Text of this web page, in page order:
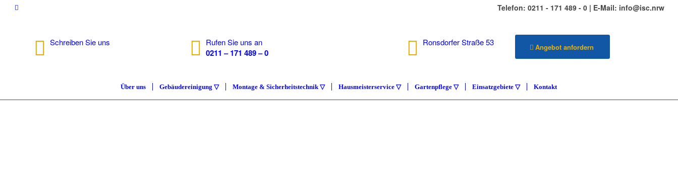
Telefon: 0211 - 171 489 - 0 | E-Mail: info@isc.nrw
Schreiben Sie uns Rufen Sie uns an
0211 – 171 489 – 0
Angebot anfordern
Ronsdorfer Straße 53
Über uns Gebäudereinigung ▽ Montage & Sicherheitstechnik ▽ Hausmeisterservice ▽ Gartenpflege ▽ Einsatzgebiete ▽ Kontakt